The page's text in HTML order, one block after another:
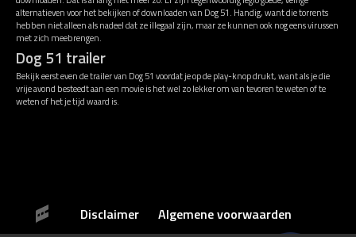
alternatieven voor het bekijken of downloaden van Dog 51. Handig, want die torrents
hebben niet alleen als nadeel dat ze illegaal zijn, maar ze kunnen ook nog eens virussen
met zich meebrengen.
Dog 51 trailer
Bekijk eerst even de trailer van Dog 51 voordat je op de play-knop drukt, want als je die
vrije avond besteedt aan een movie is het wel zo lekker om van tevoren te weten of te
weten of het je tijd waard is.
Disclaimer Algemene voorwaarden